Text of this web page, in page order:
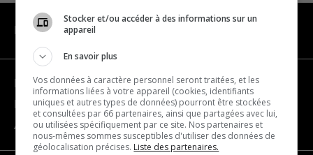
NAVIGATION
Devenir partenaire
Nous joindre
À propos
Stocker et/ou accéder à des informations sur un
appareil
En savoir plus
Vos données à caractère personnel seront traitées, et les
informations liées à votre appareil (cookies, identifiants
uniques et autres types de données) pourront être stockées
et consultées par 66 partenaires, ainsi que partagées avec lui,
ou utilisées spécifiquement par ce site. Nos partenaires et
nous-mêmes sommes susceptibles d'utiliser des données de
géolocalisation précises. Liste des partenaires.